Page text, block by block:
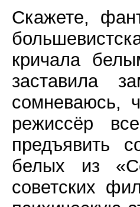
Скажете,
кричала
заставила
сомневаюсь,
режиссёр
предъявить
белых из
советских